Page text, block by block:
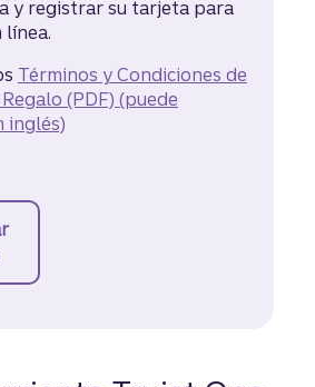
y registrar su tarjeta para
línea.
Términos y Condiciones de
(PDF) (puede
inglés)